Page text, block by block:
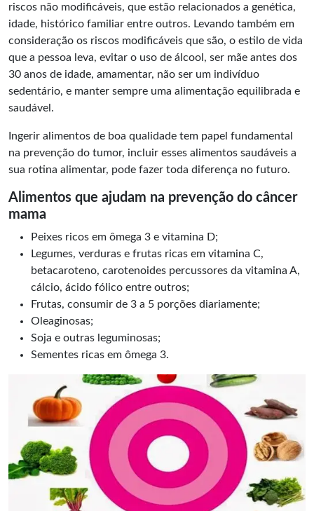
riscos não modificáveis, que estão relacionados a genética,
idade, histórico familiar entre outros. Levando também em
consideração os riscos modificáveis que são, o estilo de vida
que a pessoa leva, evitar o uso de álcool, ser mãe antes dos
30 anos de idade, amamentar, não ser um indivíduo
sedentário, e manter sempre uma alimentação equilibrada e
saudável.
Ingerir alimentos de boa qualidade tem papel fundamental
na prevenção do tumor, incluir esses alimentos saudáveis a
sua rotina alimentar, pode fazer toda diferença no futuro.
Alimentos que ajudam na prevenção do câncer
mama
Peixes ricos em ômega 3 e vitamina D;
Legumes, verduras e frutas ricas em vitamina C,
betacaroteno, carotenoides percussores da vitamina A,
cálcio, ácido fólico entre outros;
Frutas, consumir de 3 a 5 porções diariamente;
Oleaginosas;
Soja e outras leguminosas;
Sementes ricas em ômega 3.